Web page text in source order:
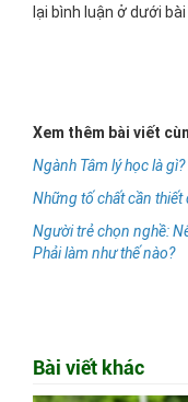
lại bình luận ở dưới
Xem thêm bài viết
Ngành Tâm lý học là
Những tố chất cần thiết
Người trẻ chọn nghề:
Phải làm như thế nào?
Bài viết khác